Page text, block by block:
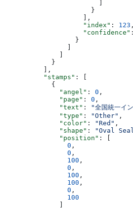
                      }
                    ],
                    "index"
: 123 ,
                    "confidence"
                  }
            }
          ],
          "stamps"
: [
            {
              "angel"
: 0 ,
              "page"
: 0 ,
              "text"
: "全国統一イ
              "type"
: "Other" ,
              "color"
: "Red" ,
              "shape"
: "Oval
              "position"
: [
                0
,
                0
,
                100
,
                0
,
                100
,
                100
,
                0
,
                100